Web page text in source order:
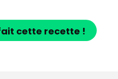
cette recette !